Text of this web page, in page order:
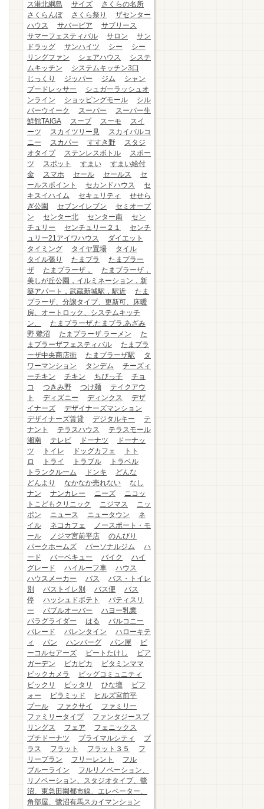
ス港北綱島
サイズ
さくらの名所
さくらんぼ
さくら祭り
ザセンター
ハウス
サバービア
サブリース
サマーフェスティバル
サロン
サン
ドラッグ
サンハイツ シー
シー
リングファン
シェアハウス
システ
ムキッチン
システムキッチン3口
じっくり
ジッパー ジム
シャン
プードレッサー
シュガーラッシュオ
ンライン
ショッピングモール
シル
バーウイーク
スーパー
スーパー生
鮮館TAIGA
スープ スーモ
スイ
ーツ
スカイツリー見
スカイバルコ
ニー
スカパー すすき野
スタジ
オタイプ
ステンレスボトル
スポー
ツ
スポット すまい
すまい給付
金
スマホ セール セールス
セ
ールスポイント
セカンドハウス
セ
キスイハイム
セキュリティ
せせら
ぎ公園
セブンイレブン
セミオープ
ン
センター北 センター南
セン
チュリー
センチュリー２１
センチ
ュリー21アイワハウス
ダイエット
タイミング
タイヤ置場
タイル
タイル張り
たまプラ
たまプラー
ザ
たまプラーザ，
たまプラーザ，
美しが丘公園，イルミネーション，新
築アパート，武蔵新城駅，駅近
たま
プラーザ、分譲タイプ、更新可、床暖
房、オートロック、システムキッチ
ン、
たまプラーザ.たまプラ.あざみ
野.鷺沼
たまプラーザ.ラーメン
た
まプラーザフェスティバル
たまプラ
ーザ中央商店街
たまプラーザ駅
タ
ワーマンション
タンデム
チーズィ
ーチキン
チキン ちびっ子
チョ
コ
つきみ野 つけ麺
テイクアウ
ト
ディズニー ディンクス
デザ
イナーズ
デザイナーズマンション
デザイナーズ賃貸
デジタルキー
テ
ナント
テラスハウス
テラスモール
湘南
テレビ ドーナツ
ドーナッ
ツ
トイレ ドッグカフェ
トト
ロ
トライ トラブル
トラベル
トランクルーム
ドンキ
どんな
どんより
なかなか売れない
なし
ナン
ナンカレー ニーズ
ニコッ
トこどもクリニック
ニジマス
ニッ
ポン
ニュース ニュータウン
ネ
イル
ネコカフェ
ノースポート・モ
ール
ノジマ宮前平店
のんびり
パークホームズ
パーソナルジム
ハ
ード
バーベキュー バイク
ハイ
グレード
ハイルーフ車
ハウス
ハウスメーカー
バス
バス・トイレ
別
バストイレ別 バス便
バス
停
ハッシュドポテト
パティスリ
ー
バブルオーバー
ハヨー乳業
パラグライダー
はる
バルコニー
パレード
バレンタイン
ハローキテ
ィ
パン ハンバーグ パン屋
ビ
ーコルセアーズ
ビートたけし
ビア
ガーデン
ピカピカ
ビタミンママ
ビックカメラ
ビッグコミュニティ
ビックリ
ピッタリ ひな壇
ビフ
ォー
ピラミッド
ヒルズ宮前平
プール
ファクサイ
ファミリー
ファミリータイプ
ファンタジースプ
リングス
フェア
フェニックス
プチドーナツ
プライマルシティ
プ
ラス
フラット フラット３５
フ
リープラン
フリーレント
フル
ブルーライン
フルリノベーション、
リノベーション、スタジオタイプ、鷺
沼、東急田園都市線、エレベーター、
角部屋、鷺沼有馬スカイマンション